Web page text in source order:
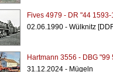
Fives 4979 - DR "44 1593-
02.06.1990 - Wülknitz
Hartmann 3556 - DBG "99
31.12.2024 - Mügeln